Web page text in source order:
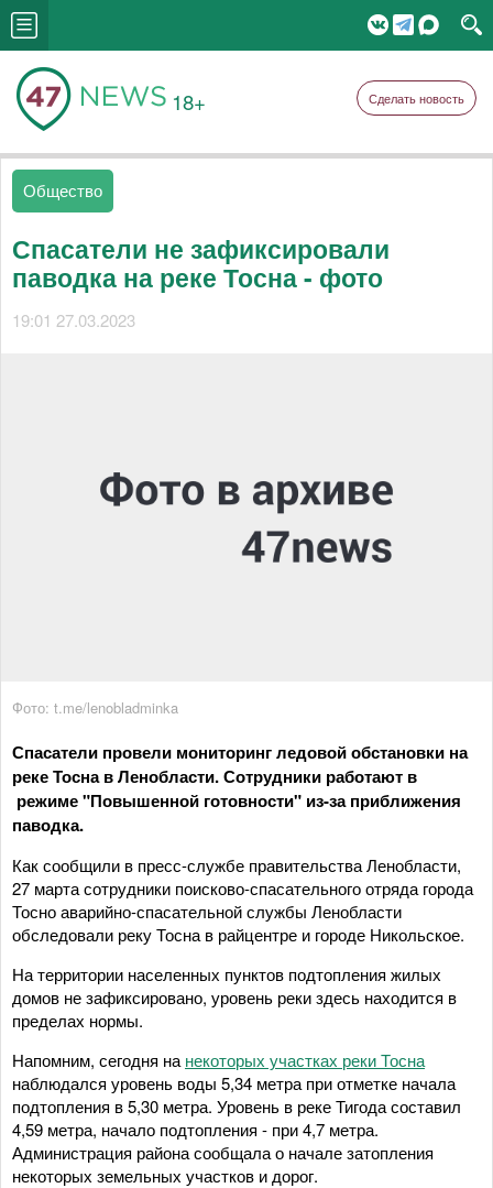
18+ Сделать новость
Общество
Спасатели не зафиксировали
паводка на реке Тосна - фото
19:01 27.03.2023
Фото: t.me/lenobladminka
Спасатели провели мониторинг ледовой обстановки на
реке Тосна в Ленобласти. Сотрудники работают в
режиме "Повышенной готовности" из-за приближения
паводка.
Как сообщили в пресс-службе правительства Ленобласти,
27 марта сотрудники поисково-спасательного отряда города
Тосно аварийно-спасательной службы Ленобласти
обследовали реку Тосна в райцентре и городе Никольское.
На территории населенных пунктов подтопления жилых
домов не зафиксировано, уровень реки здесь находится в
пределах нормы.
Напомним, сегодня на некоторых участках реки Тосна
наблюдался уровень воды 5,34 метра при отметке начала
подтопления в 5,30 метра. Уровень в реке Тигода составил
4,59 метра, начало подтопления - при 4,7 метра.
Администрация района сообщала о начале затопления
некоторых земельных участков и дорог.